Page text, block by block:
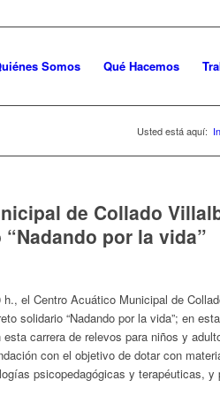
Somos Qué Hacemos
Usted está aquí:
de Collado
por la vida”
el Centro Acuático Municipal de
solidario “Nadando por la vida”; en
carrera de relevos para niños y
con el objetivo de dotar con
psicopedagógicas y terapéuticas, y